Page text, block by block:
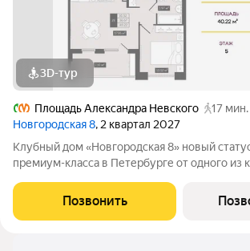
3D-тур
Площадь Александра Невского
17 мин.
Новгородская 8, 2 квартал 2027
Клубный дом «Новгородская 8» новый статусный проект
премиум-класса в Петербурге от одного из
Новгородской улице в районе со
инфраструктурой, в непосредственной
Позвонить